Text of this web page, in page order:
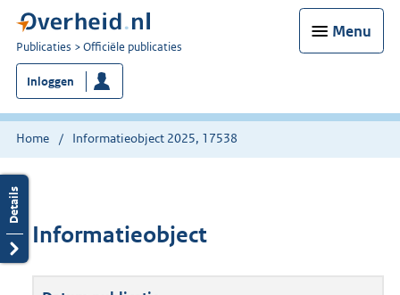
Menu
U
bent
nu
hier:
Publicaties Officiële publicaties
Inloggen
Home Informatieobject 2025, 17538
Informatieobject